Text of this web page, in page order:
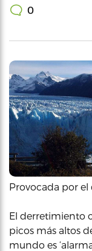
0
Provocada por
El derretimiento
picos más altos
mundo es